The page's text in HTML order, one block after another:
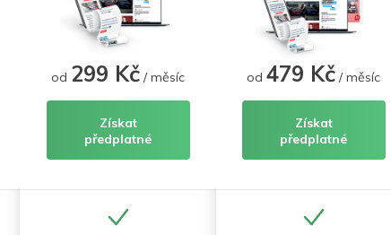
od 299 Kč / měsíc
Získat
předplatné
od479 Kč / měsíc
Získat
předplatné